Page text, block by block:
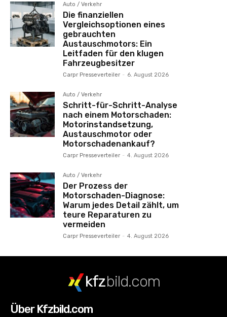
Auto / Verkehr
Die finanziellen
Vergleichsoptionen eines
gebrauchten
Austauschmotors: Ein
Leitfaden für den klugen
Fahrzeugbesitzer
Carpr Presseverteiler - 6. August 2026
Auto / Verkehr
Schritt-für-Schritt-Analyse
nach einem Motorschaden:
Motorinstandsetzung,
Austauschmotor oder
Motorschadenankauf?
Carpr Presseverteiler - 4. August 2026
Auto / Verkehr
Der Prozess der
Motorschaden-Diagnose:
Warum jedes Detail zählt, um
teure Reparaturen zu
vermeiden
Carpr Presseverteiler - 4. August 2026
kfzbild.com
Über Kfzbild.com